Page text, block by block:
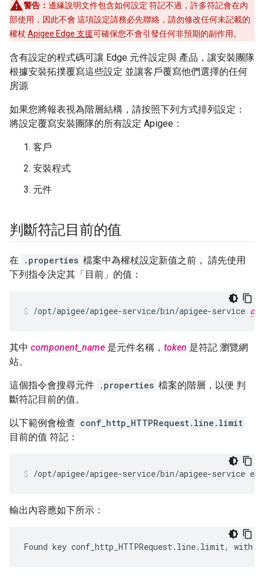
警告： 邊緣說明文件包含如何設定 符記不過，許多符記會在內
部使用，因此不會 這項設定請務必先聯絡，請勿修改任何未記載的
權杖 Apigee Edge 支援可確保您不會引發任何非預期的副作用。
含有設定的程式碼可讓 Edge 元件設定與 產品，讓安裝團隊
根據安裝拓撲覆寫這些設定 並讓客戶覆寫他們選擇的任何
房源
如果您將報表視為階層結構，請按照下列方式排列設定：
將設定覆寫安裝團隊的所有設定 Apigee：
客戶
安裝程式
元件
判斷符記目前的值
在 .properties 檔案中為權杖設定新值之前， 請先使用
下列指令決定其「目前」 的值：
/opt/apigee/apigee-service/bin/apigee-service
其中 component_name 是元件名稱， token 是符記 瀏覽網
站。
這個指令會搜尋元件 .properties 檔案的階層，以便 判
斷符記目前的值。
以下範例會檢查 conf_http_HTTPRequest.line.limit
目前的值 符記：
/opt/apigee/apigee-service/bin/apigee-service
輸出內容應如下所示：
Found key conf_http_HTTPRequest.line.limit,